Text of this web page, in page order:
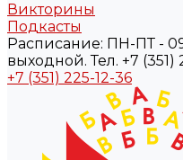
Викторины
Подкасты
Расписание: ПН-ПТ -
выходной. Тел. +7 (351)
+7 (351) 225-12-36